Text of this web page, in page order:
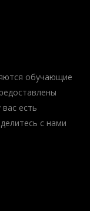
обучающие
есть
с нами